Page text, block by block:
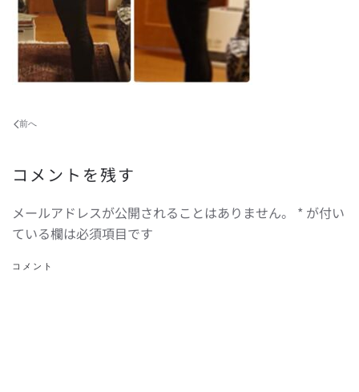
前へ
コメントを残す
メールアドレスが公開されることはありません。 * が付い
ている欄は必須項目です
コメント